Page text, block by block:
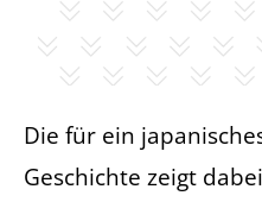
Die für ein
Geschichte zeigt